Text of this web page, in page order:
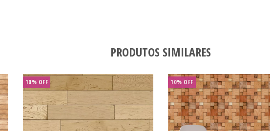
PRODUTOS SIMILARES
10% OFF 10% OFF